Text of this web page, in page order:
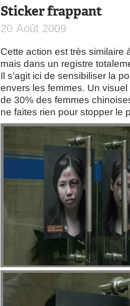
Sticker frappant
20 Août 2009
Cette action est très similaire
mais dans un registre
Il s’agit ici de sensibiliser la
envers les femmes. Un
de 30% des femmes
ne faites rien pour stopper le